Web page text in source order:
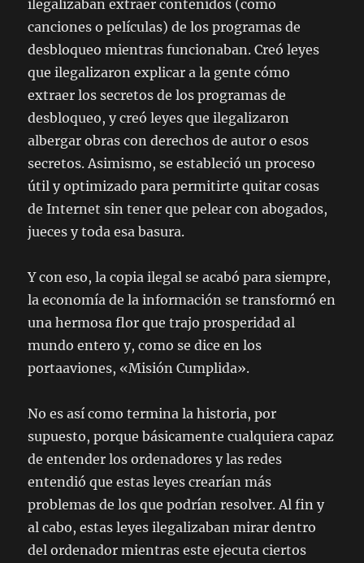
ilegalizaban extraer contenidos (como
canciones o películas) de los programas de
desbloqueo mientras funcionaban. Creó leyes
que ilegalizaron explicar a la gente cómo
extraer los secretos de los programas de
desbloqueo, y creó leyes que ilegalizaron
albergar obras con derechos de autor o esos
secretos. Asimismo, se estableció un proceso
útil y optimizado para permitirte quitar cosas
de Internet sin tener que pelear con abogados,
jueces y toda esa basura.
Y con eso, la copia ilegal se acabó para siempre,
la economía de la información se transformó en
una hermosa flor que trajo prosperidad al
mundo entero y, como se dice en los
portaaviones, «Misión Cumplida».
No es así como termina la historia, por
supuesto, porque básicamente cualquiera capaz
de entender los ordenadores y las redes
entendió que estas leyes crearían más
problemas de los que podrían resolver. Al fin y
al cabo, estas leyes ilegalizaban mirar dentro
del ordenador mientras este ejecuta ciertos